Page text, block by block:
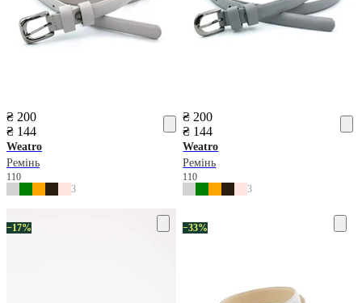
₴ 200
₴ 144
Weatro
Ремінь
110
3
₴ 200
₴ 144
Weatro
Ремінь
110
3
−17% −33%